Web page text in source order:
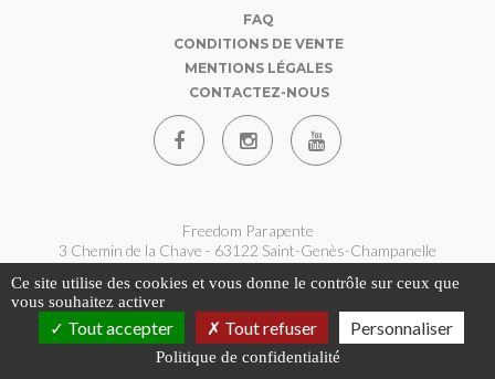
FAQ
CONDITIONS DE VENTE
MENTIONS LÉGALES
CONTACTEZ-NOUS
Freedom Parapente
3 Chemin de la Chave - 63122 Saint-Genès-Champanelle
contact@freedom-parapente.fr
Copyright © 2026 - Freedom Parapente
Ce site utilise des cookies et vous donne le contrôle sur ceux que
vous souhaitez activer
Tout accepter Tout refuser Personnaliser
Politique de confidentialité